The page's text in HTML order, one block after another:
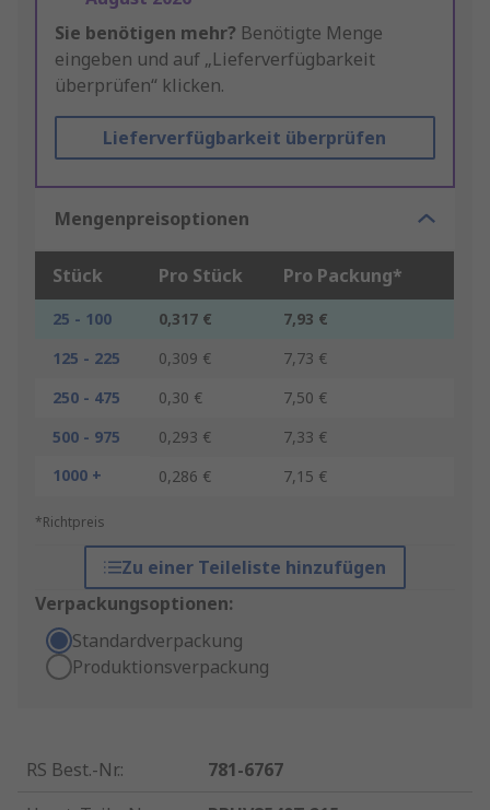
Sie benötigen mehr? Benötigte Menge
eingeben und auf „Lieferverfügbarkeit
überprüfen“ klicken.
Lieferverfügbarkeit überprüfen
Mengenpreisoptionen
Stück Pro Stück Pro Packung*
25 - 100 0,317 €
7,93 €
125 - 225
0,309 €
7,73 €
250 - 475
0,30 €
7,50 €
500 - 975
0,293 €
7,33 €
1000 +
0,286 € 7,15 €
*Richtpreis
Zu einer Teileliste hinzufügen
Verpackungsoptionen:
Standardverpackung
Produktionsverpackung
RS Best.-Nr.:
781-6767